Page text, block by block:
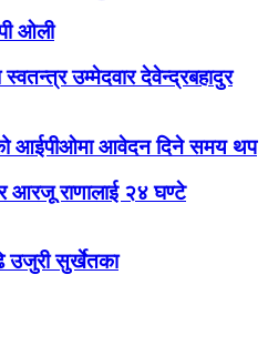
ओली
उम्मेदवार देवेन्द्रबहादुर
आईपीओमा आवेदन दिने समय थप
आरजू राणालाई २४ घण्टे
उजुरी सुर्खेतका